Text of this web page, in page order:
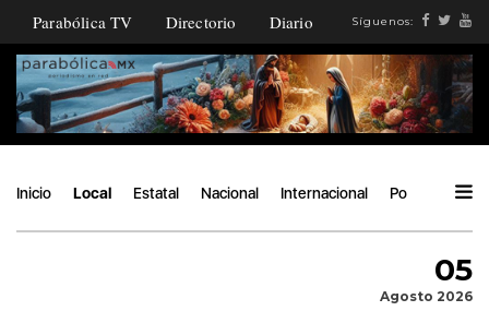
Parabólica TV Directorio Diario Síguenos:
Inicio Local Estatal Nacional Internacional Política
05
Agosto 2026